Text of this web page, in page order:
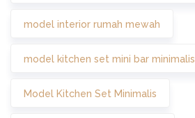
model interior rumah mewah
model kitchen set mini bar minimalis
Model Kitchen Set Minimalis